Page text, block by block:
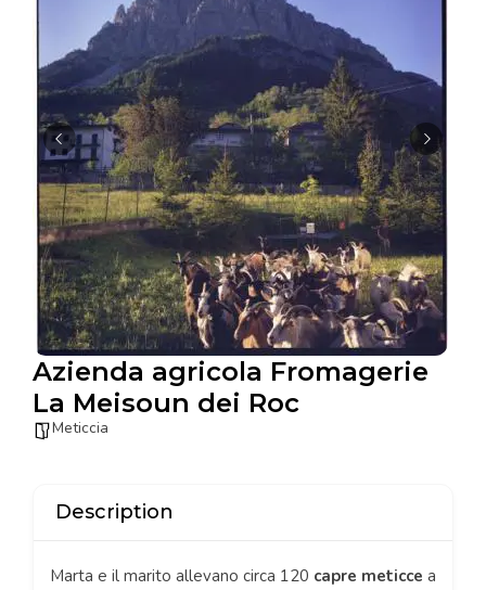
Azienda agricola Fromagerie
La Meisoun dei Roc
Meticcia
Description
Marta e il marito allevano circa 120 capre meticce a